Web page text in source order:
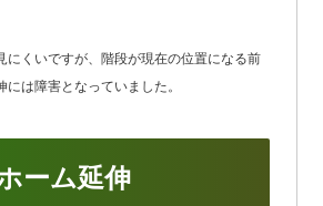
にくいですが、階段が現在の位置になる前
は障害となっていました。
ーム延伸